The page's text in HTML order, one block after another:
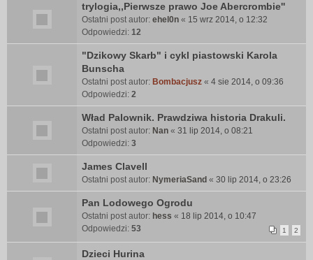
trylogia,,Pierwsze prawo Joe Abercrombie''
Ostatni post autor: ehel0n « 15 wrz 2014, o 12:32
Odpowiedzi: 12
"Dzikowy Skarb" i cykl piastowski Karola
Bunscha
Ostatni post autor: Bombacjusz « 4 sie 2014, o 09:36
Odpowiedzi: 2
Wład Palownik. Prawdziwa historia Drakuli.
Ostatni post autor: Nan « 31 lip 2014, o 08:21
Odpowiedzi: 3
James Clavell
Ostatni post autor: NymeriaSand « 30 lip 2014, o 23:26
Pan Lodowego Ogrodu
Ostatni post autor: hess « 18 lip 2014, o 10:47
Odpowiedzi: 53 1 2
Dzieci Hurina